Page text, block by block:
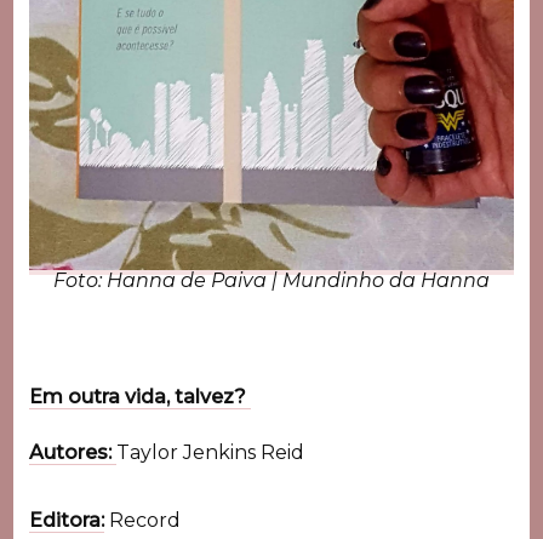
Foto: Hanna de Paiva | Mundinho da Hanna
Em outra vida, talvez?
Autores: Taylor Jenkins Reid
Editora:Record